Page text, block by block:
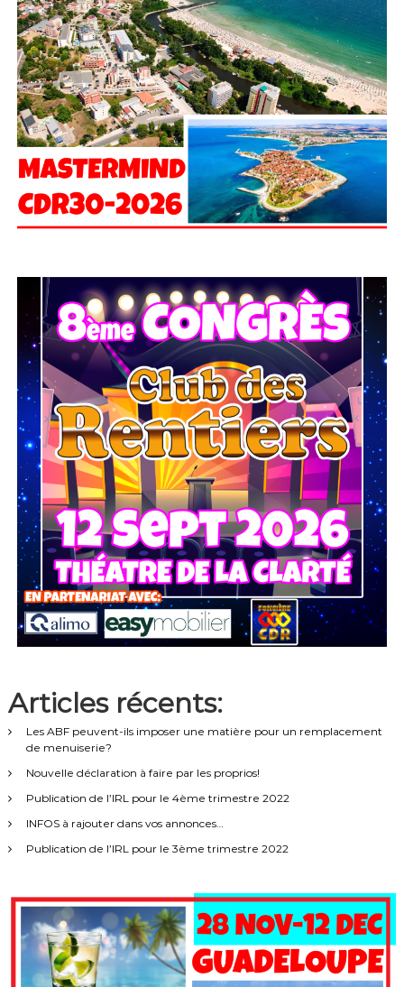
Articles récents:
Les ABF peuvent-ils imposer une matière pour un remplacement
de menuiserie?
Nouvelle déclaration à faire par les proprios!
Publication de l’IRL pour le 4ème trimestre 2022
INFOS à rajouter dans vos annonces…
Publication de l’IRL pour le 3ème trimestre 2022